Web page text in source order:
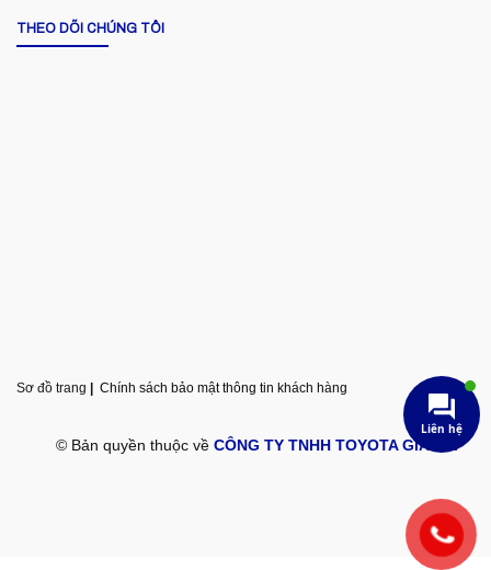
THEO DÕI CHÚNG TÔI
Sơ đồ trang Chính sách bảo mật thông tin khách hàng
© Bản quyền thuộc về CÔNG TY TNHH TOYOTA GIA LAI
Liên hệ